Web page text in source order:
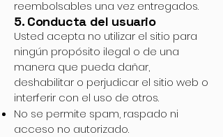
reembolsables una vez entregados.
5. Conducta del usuario
Usted acepta no utilizar el sitio para
ningún propósito ilegal o de una
manera que pueda dañar,
deshabilitar o perjudicar el sitio web o
interferir con el uso de otros.
No se permite spam, raspado ni
acceso no autorizado.